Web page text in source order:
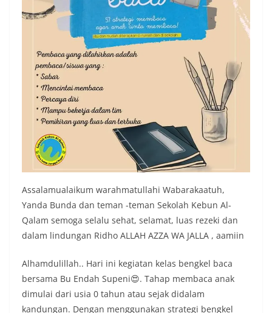
Assalamualaikum warahmatullahi Wabarakaatuh,
Yanda Bunda dan teman -teman Sekolah Kebun Al-
Qalam semoga selalu sehat, selamat, luas rezeki dan
dalam lindungan Ridho ALLAH AZZA WA JALLA , aamiin
Alhamdulillah.. Hari ini kegiatan kelas bengkel baca
bersama Bu Endah Supeni😍. Tahap membaca anak
dimulai dari usia 0 tahun atau sejak didalam
kandungan. Dengan menggunakan strategi bengkel